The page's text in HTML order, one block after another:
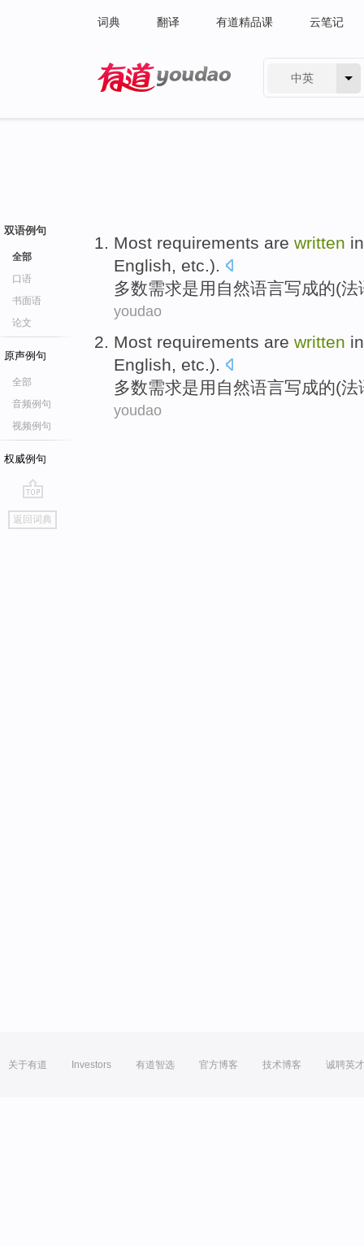
词典 翻译 有道精品课 云笔记
中英
双语例句
全部
口语
书面语
论文
原声例句
全部
音频例句
视频例句
权威例句
go
top
返回词典
Most requirements are written
English, etc.).
多数需求是用 自然语言写成的(法
youdao
Most requirements are written
English, etc.).
多数需求是用 自然语言写成的(法
youdao
关于有道 Investors 有道智选 官方博客 技术博客 诚聘英才